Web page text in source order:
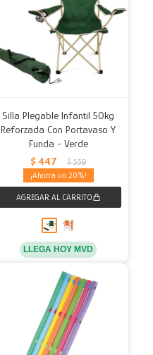
Silla Plegable Infantil 50kg
Reforzada Con Portavaso Y
Funda - Verde
$ 447 $ 559
20
LLEGA HOY MVD